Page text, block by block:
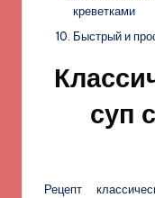
креветками
Быстрый и
суп
Рецепт